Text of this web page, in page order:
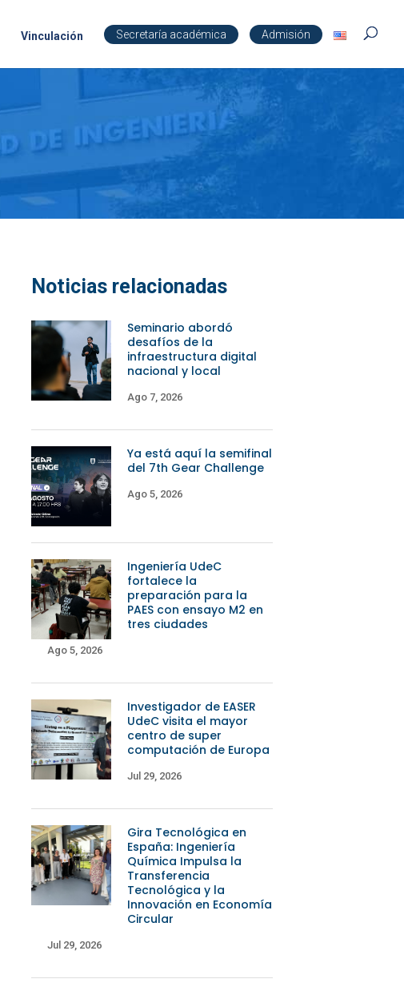
Vinculación Secretaría académica Admisión
Noticias relacionadas
Seminario abordó
desafíos de la
infraestructura digital
nacional y local
Ago 7, 2026
Ya está aquí la semifinal
del 7th Gear Challenge
Ago 5, 2026
Ingeniería UdeC
fortalece la
preparación para la
PAES con ensayo M2 en
tres ciudades
Ago 5, 2026
Investigador de EASER
UdeC visita el mayor
centro de super
computación de Europa
Jul 29, 2026
Gira Tecnológica en
España: Ingeniería
Química Impulsa la
Transferencia
Tecnológica y la
Innovación en Economía
Circular
Jul 29, 2026